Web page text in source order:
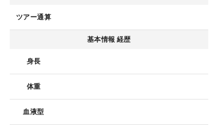
ツアー通算
基本情報 経歴
身長
体重
血液型